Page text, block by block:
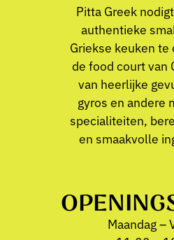
Pitta Greek
authentieke
Griekse keuken
de food court van
van heerlijke
gyros en andere
specialiteiten,
en smaakvolle
Maandag –